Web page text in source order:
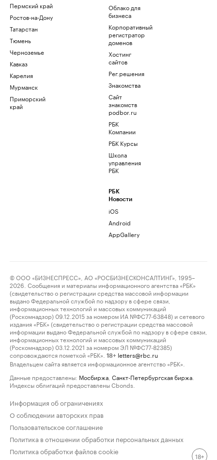
Пермский край
Ростов-на-Дону
Татарстан
Тюмень
Черноземье
Кавказ
Карелия
Мурманск
Приморский
край
Облако для
бизнеса
Корпоративный
регистратор
доменов
Хостинг
сайтов
Рег.решения
Знакомства
Сайт
знакомств
podbor.ru
РБК
Компании
РБК Курсы
Школа
управления
РБК
РБК
Новости
iOS
Android
AppGallery
© ООО «БИЗНЕСПРЕСС», АО «РОСБИЗНЕСКОНСАЛТИНГ», 1995–
2026. Сообщения и материалы информационного агентства «РБК»
(свидетельство о регистрации средства массовой информации
выдано Федеральной службой по надзору в сфере связи,
информационных технологий и массовых коммуникаций
(Роскомнадзор) 09.12.2015 за номером ИА №ФС77-63848) и сетевого
издания «РБК» (свидетельство о регистрации средства массовой
информации выдано Федеральной службой по надзору в сфере связи,
информационных технологий и массовых коммуникаций
(Роскомнадзор) 03.12.2021 за номером ЭЛ №ФС77-82385)
сопровождаются пометкой «РБК».
18+ letters@rbc.ru
Владельцем сайта является информационное агентство «РБК».
Данные предоставлены: Мосбиржа Санкт-Петербургская биржа
Индексы облигаций предоставлены Cbonds.
Информация об ограничениях
О соблюдении авторских прав
Пользовательское соглашение
Политика в отношении обработки персональных данных
Политика обработки файлов cookie
18+